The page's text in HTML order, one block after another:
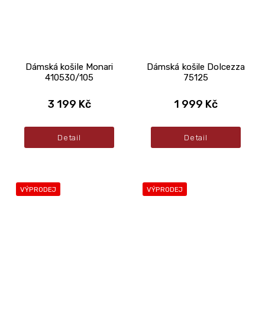
Dámská košile Monari
410530/105
3 199 Kč
Detail
Dámská košile Dolcezza
75125
1 999 Kč
Detail
VÝPRODEJ VÝPRODEJ